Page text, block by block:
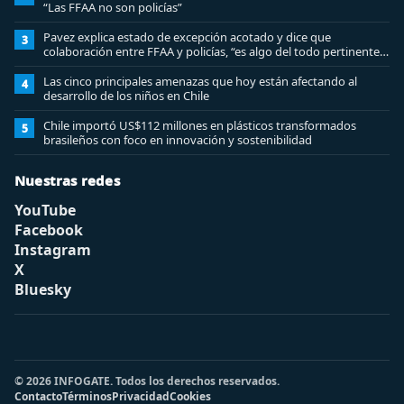
“Las FFAA no son policías”
3
Pavez explica estado de excepción acotado y dice que
colaboración entre FFAA y policías, “es algo del todo pertinente
analizar”
4
Las cinco principales amenazas que hoy están afectando al
desarrollo de los niños en Chile
5
Chile importó US$112 millones en plásticos transformados
brasileños con foco en innovación y sostenibilidad
Nuestras redes
YouTube
Facebook
Instagram
X
Bluesky
© 2026 INFOGATE. Todos los derechos reservados.
ContactoTérminosPrivacidadCookies